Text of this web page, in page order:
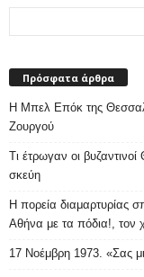
Πρόσφατα άρθρα
Η Μπελ Επόκ της
Ζουργού
Τι έτρωγαν οι βυζαντινοί
σκεύη
Η πορεία διαμαρτυρίας
Αθήνα με τα πόδια!, τον
17 Νοέμβρη 1973. «Σας